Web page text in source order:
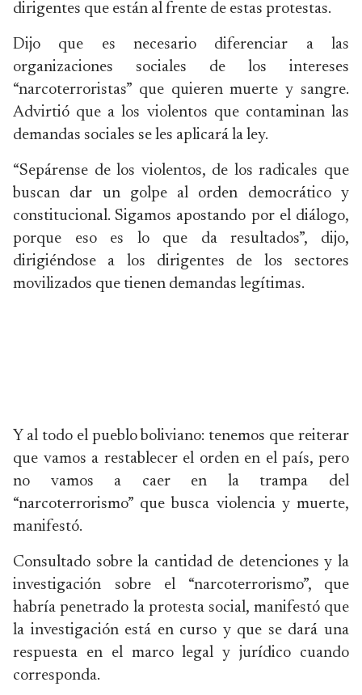
dirigentes que están al frente de estas protestas.
Dijo que es necesario diferenciar a las
organizaciones sociales de los intereses
“narcoterroristas” que quieren muerte y sangre.
Advirtió que a los violentos que contaminan las
demandas sociales se les aplicará la ley.
“Sepárense de los violentos, de los radicales que
buscan dar un golpe al orden democrático y
constitucional. Sigamos apostando por el diálogo,
porque eso es lo que da resultados”, dijo,
dirigiéndose a los dirigentes de los sectores
movilizados que tienen demandas legítimas.
Y al todo el pueblo boliviano: tenemos que reiterar
que vamos a restablecer el orden en el país, pero
no vamos a caer en la trampa del
“narcoterrorismo” que busca violencia y muerte,
manifestó.
Consultado sobre la cantidad de detenciones y la
investigación sobre el “narcoterrorismo”, que
habría penetrado la protesta social, manifestó que
la investigación está en curso y que se dará una
respuesta en el marco legal y jurídico cuando
corresponda.